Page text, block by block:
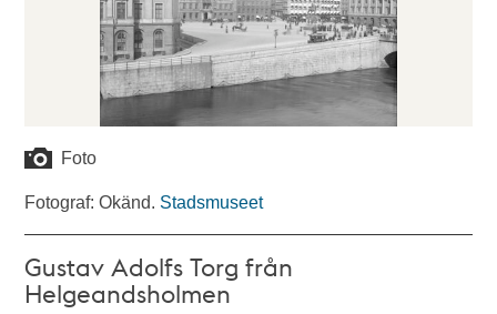
Foto
Fotograf: Okänd. Stadsmuseet
Gustav Adolfs Torg från
Helgeandsholmen